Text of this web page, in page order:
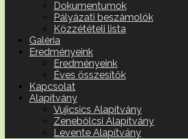
Dokumentumok
Pályázati beszámolók
Közzétételi lista
Galéria
Eredményeink
Eredményeink
Éves összesítők
Kapcsolat
Alapítvány
Vujicsics Alapítvány
Zenebölcsi Alapítvány
Levente Alapítvány